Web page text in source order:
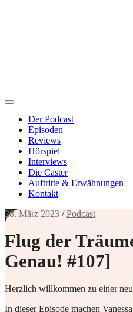
Der Podcast
Episoden
Reviews
Hörspiel
Interviews
Die Caster
Auftritte & Erwähnungen
Kontakt
28. März 2023 /Podcast
Flug der
Genau! #107]
Herzlich willkommen zu einer
In dieser Episode machen